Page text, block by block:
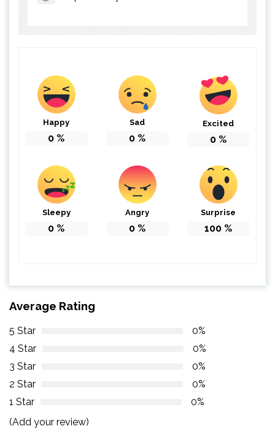
Happy
0 %
Sad
0 %
Excited
0 %
Sleepy
0 %
Angry
0 %
Surprise
100 %
Average Rating
5 Star
0%
4 Star
0%
3 Star
0%
2 Star
0%
1 Star
0%
(Add your review)